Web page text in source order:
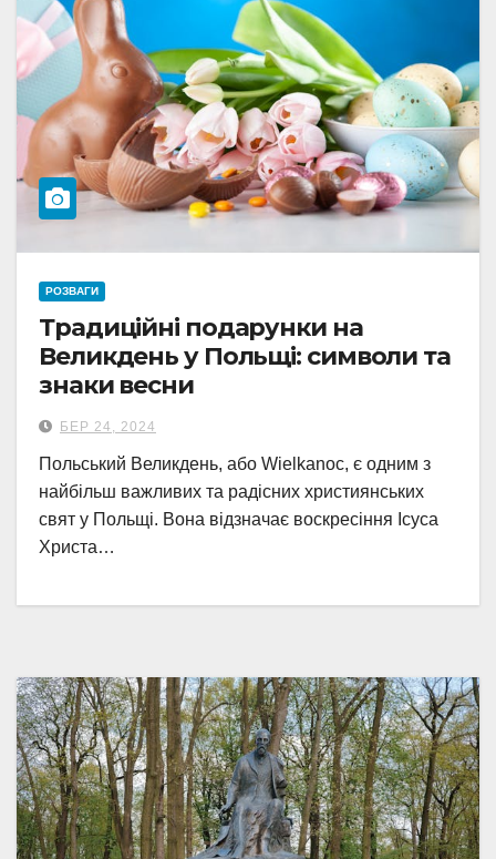
РОЗВАГИ
Традиційні подарунки на
Великдень у Польщі: символи та
знаки весни
БЕР 24, 2024
Польський Великдень, або Wielkanoc, є одним з
найбільш важливих та радісних християнських
свят у Польщі. Вона відзначає воскресіння Ісуса
Христа…